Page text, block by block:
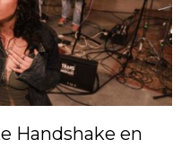
Handshake en